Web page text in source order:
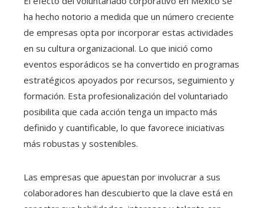
ha hecho notorio a medida que un número creciente
de empresas opta por incorporar estas actividades
en su cultura organizacional. Lo que inició como
eventos esporádicos se ha convertido en programas
estratégicos apoyados por recursos, seguimiento y
formación. Esta profesionalización del voluntariado
posibilita que cada acción tenga un impacto más
definido y cuantificable, lo que favorece iniciativas
más robustas y sostenibles.
Las empresas que apuestan por involucrar a sus
colaboradores han descubierto que la clave está en